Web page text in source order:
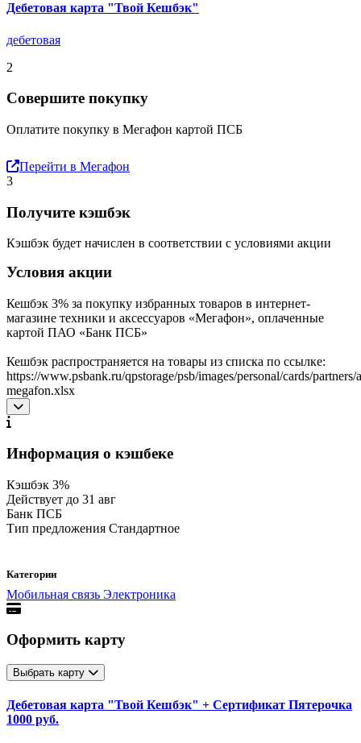
Дебетовая карта "Твой Кешбэк"
дебетовая
2
Совершите покупку
Оплатите покупку в Мегафон картой ПСБ
Перейти в Мегафон
3
Получите кэшбэк
Кэшбэк будет начислен в соответствии с условиями акции
Условия акции
Кешбэк 3% за покупку избранных товаров в интернет-
магазине техники и аксессуаров «Мегафон», оплаченные
картой ПАО «Банк ПСБ»
Кешбэк распространяется на товары из списка по ссылке:
https://www.psbank.ru/qpstorage/psb/images/personal/cards/partners/
megafon.xlsx
Информация о кэшбеке
Кэшбэк 3%
Действует до 31 авг
Банк ПСБ
Тип предложения Стандартное
Категории
Мобильная связь Электроника
Оформить карту
Выбрать карту
Дебетовая карта "Твой Кешбэк" + Сертификат Пятерочка
1000 руб.